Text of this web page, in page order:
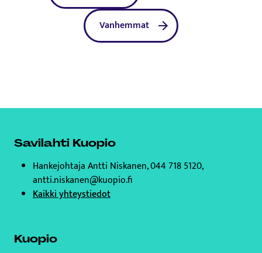
Vanhemmat
Savilahti Kuopio
Hankejohtaja Antti Niskanen, 044 718 5120,
antti.niskanen@kuopio.fi
Kaikki yhteystiedot
Kuopio